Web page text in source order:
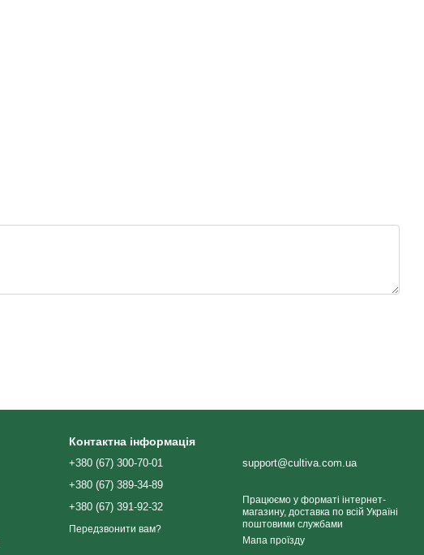
Контактна інформація
+380 (67) 300-70-01
+380 (67) 389-34-89
+380 (67) 391-92-32
Передзвонити вам?
support@cultiva.com.ua
Працюємо у форматі інтернет-
магазину, доставка по всій Україні
поштовими службами
Мапа проїзду